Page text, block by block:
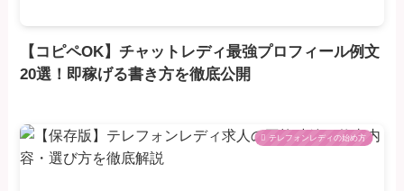
【コピペOK】チャットレディ最強プロフィール例文
20選！即稼げる書き方を徹底公開
テレフォンレディの始め方